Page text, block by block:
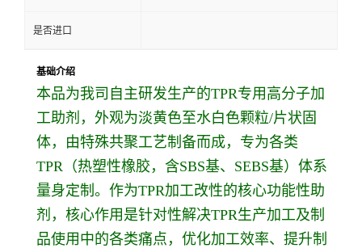
是否进口
基础介绍
本品为我司自主研发生产的TPR专用高分子加
工助剂，外观为淡黄色至水白色颗粒/片状固
体，由特殊共聚工艺制备而成，专为各类
TPR（热塑性橡胶，含SBS基、SEBS基）体系
量身定制。作为TPR加工改性的核心功能性助
剂，核心作用是针对性解决TPR生产加工及制
品使用中的各类痛点，优化加工效率、提升制